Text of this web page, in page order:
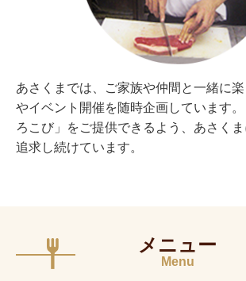
あさくまでは、ご家族や仲間と一緒に
やイベント開催を随時企画しています
ろこび」をご提供できるよう、あさく
追求し続けています。
メニュー
Menu